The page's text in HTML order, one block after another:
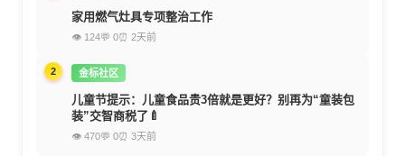
家用燃气灶具专项整治工作
👁 124💬 0⏰ 2天前
2 金标社区
儿童节提示：儿童食品贵3倍就是更好？别再为“童装包
装”交智商税了🍼
👁 470💬 0⏰ 3天前